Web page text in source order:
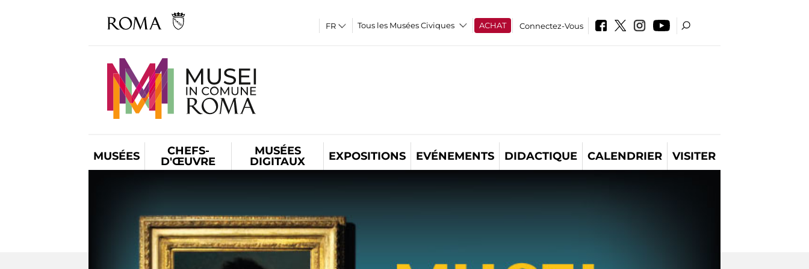
Tous les Musées Civiques ACHAT Connectez-Vous
MUSÉES
CHEFS-
D'ŒUVRE
MUSÉES
DIGITAUX
EXPOSITIONS EVÉNEMENTS DIDACTIQUE CALENDRIER VISITER